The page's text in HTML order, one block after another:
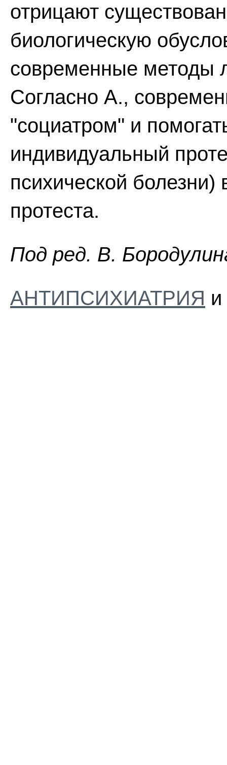
отрицают
биологическую
современные методы
Согласно А.,
"социатром" и
индивидуальный
психической болезни)
протеста.
Пoд peд. B.
АНТИПСИХИАТРИЯ